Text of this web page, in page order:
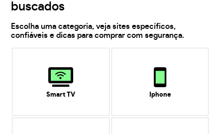
buscados
Escolha uma categoria, veja sites específicos,
confiáveis e dicas para comprar com segurança.
Smart TV Iphone